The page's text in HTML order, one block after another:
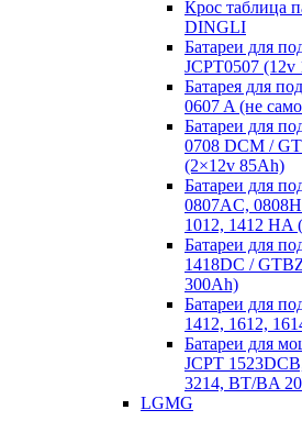
Крос таблица
DINGLI
Батареи для
JCPT0507 (12v
Батарея для
0607 A (не
Батареи для
0708 DCM /
(2×12v 85Ah)
Батареи для
0807AC,
1012, 1412 HA
Батареи для
1418DC /
300Ah)
Батареи для
1412, 1612,
Батареи для
JCPT
3214, BT/BA
LGMG